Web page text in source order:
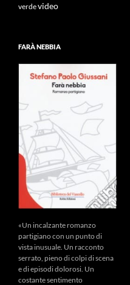
verdevideo
FARÀ NEBBIA
«Un incalzante romanzo
partigiano con un punto di
vista inusuale. Un racconto
serrato, pieno di colpi di scena
e di episodi dolorosi. Un
costante sentimento